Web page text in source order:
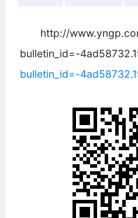
http://
bulletin_id=-
bulletin_id=-